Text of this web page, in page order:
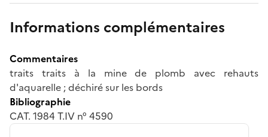
Informations complémentaires
Commentaires
traits traits à la mine de plomb avec rehauts
d'aquarelle ; déchiré sur les bords
Bibliographie
CAT. 1984 T.IV n° 4590